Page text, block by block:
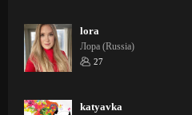
lora
Лора (Russia)
27
katyavka